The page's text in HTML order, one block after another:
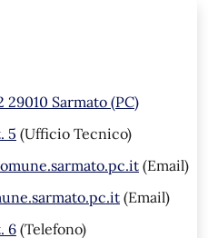
29010 Sarmato (PC)
5 (Ufficio Tecnico)
(Email)
(Email)
6 (Telefono)